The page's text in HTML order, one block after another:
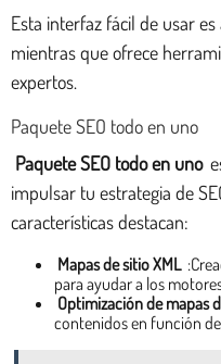
Esta interfaz fácil de usar
mientras que ofrece
expertos.
Paquete SEO todo en uno
Paquete SEO todo en uno
impulsar tu estrategia de
características destacan:
Mapas de sitio XML
para ayudar a los
Optimización de mapas
contenidos en función